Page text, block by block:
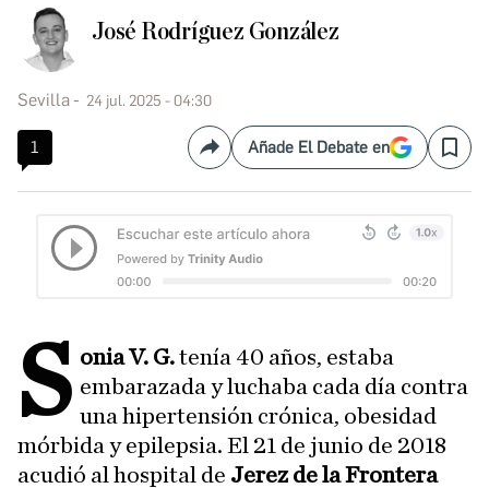
José Rodríguez González
Sevilla 24 jul. 2025 - 04:30
1 CompartirAñade El Debate en Save
S onia V. G.tenía 40 años, estaba
embarazada y luchaba cada día contra
una hipertensión crónica, obesidad
mórbida y epilepsia. El 21 de junio de 2018
acudió al hospital de Jerez de la Frontera